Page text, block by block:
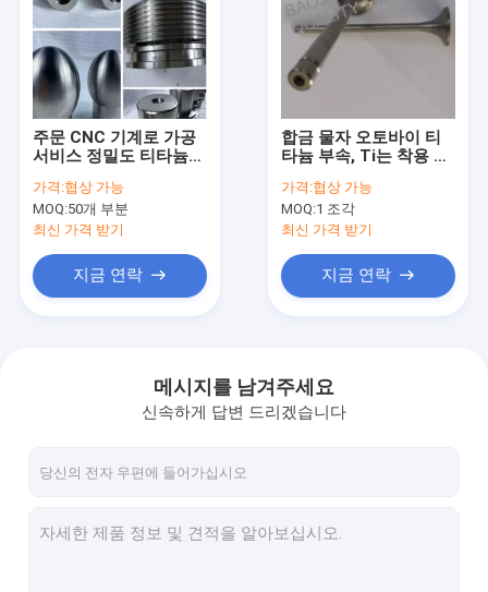
우리 에 관한 것
공장 투어
품질 관리
뉴스
인용 을 요청 하십시오
가벼운 강철 켈
주문 CNC 기계로 가공
서비스 정밀도 티타늄
가공되는 부속
가격:협상 가능
MOQ:50개 부분
최신 가격 받기
지금 연락
합금 물자 오토바이 티
타늄 부속, Ti는 착용 저
를 분해합니다
가격:협상 가능
MOQ:1 조각
최신 가격 받기
지금 연락
메시지를 남겨주세요
신속하게 답변 드리겠습니다